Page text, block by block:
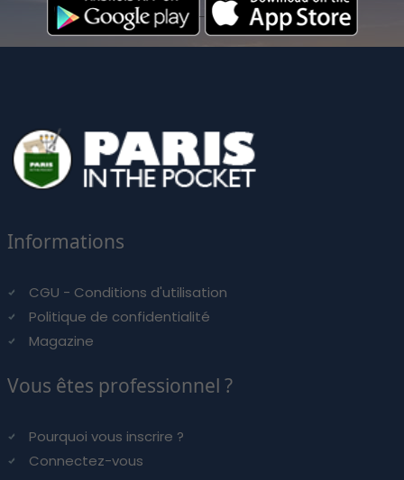
Informations
CGU - Conditions d'utilisation
Politique de confidentialité
Magazine
Vous êtes professionnel ?
Pourquoi vous inscrire ?
Connectez-vous